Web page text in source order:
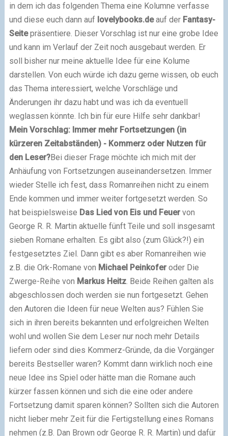
in dem ich das folgenden Thema eine Kolumne verfasse
und diese euch dann auf lovelybooks.deauf der Fantasy-
Seitepräsentiere. Dieser Vorschlag ist nur eine grobe Idee
und kann im Verlauf der Zeit noch ausgebaut werden. Er
soll bisher nur meine aktuelle Idee für eine Kolume
darstellen. Von euch würde ich dazu gerne wissen, ob euch
das Thema interessiert, welche Vorschläge und
Änderungen ihr dazu habt und was ich da eventuell
weglassen könnte. Ich bin für eure Hilfe sehr dankbar!
Mein Vorschlag: Immer mehr Fortsetzungen (in
kürzeren Zeitabständen) - Kommerz oder Nutzen für
den Leser?Bei dieser Frage möchte ich mich mit der
Anhäufung von Fortsetzungen auseinandersetzen. Immer
wieder Stelle ich fest, dass Romanreihen nicht zu einem
Ende kommen und immer weiter fortgesetzt werden. So
hat beispielsweise Das Lied von Eis und Feuervon
George R. R. Martin aktuelle fünft Teile und soll insgesamt
sieben Romane erhalten. Es gibt also (zum Glück?!) ein
festgesetztes Ziel. Dann gibt es aber Romanreihen wie
z.B. die Ork-Romane von Michael Peinkoferoder Die
Zwerge-Reihe von Markus Heitz. Beide Reihen galten als
abgeschlossen doch werden sie nun fortgesetzt. Gehen
den Autoren die Ideen für neue Welten aus? Fühlen Sie
sich in ihren bereits bekannten und erfolgreichen Welten
wohl und wollen Sie dem Leser nur noch mehr Details
liefern oder sind dies Kommerz-Gründe, da die Vorgänger
bereits Bestseller waren? Kommt dann wirklich noch eine
neue Idee ins Spiel oder hätte man die Romane auch
kürzer fassen können und sich die eine oder andere
Fortsetzung damit sparen können? Sollten sich die Autoren
nicht lieber mehr Zeit für die Fertigstellung eines Romans
nehmen (z.B. Dan Brown odr George R. R. Martin) und dafür